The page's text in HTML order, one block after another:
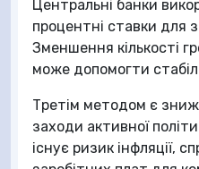
Центральні банки
процентні ставки для
Зменшення кількості
може допомогти
Третім методом є
заходи активної
існує ризик інфляції,